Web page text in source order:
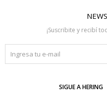
¡Suscribite y recibí
SIGUE A HERING